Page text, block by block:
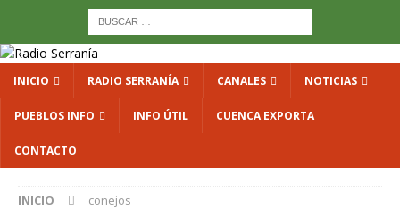
INICIO RADIO SERRANÍA CANALES NOTICIAS
PUEBLOS INFO INFO ÚTIL CUENCA EXPORTA
CONTACTO
INICIO conejos